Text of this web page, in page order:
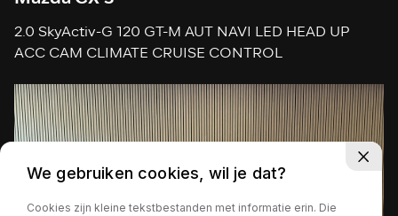
2.0 SkyActiv-G 120 GT-M AUT NAVI LED HEAD UP
ACC CAM CLIMATE CRUISE CONTROL
We gebruiken cookies, wil je dat?
Cookies zijn kleine tekstbestanden met informatie erin. Die